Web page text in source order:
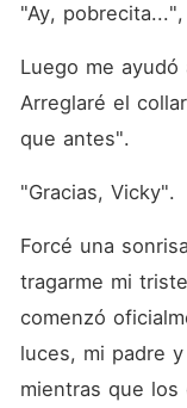
"Ay,
Luego me
Arreglaré el
que antes".
"Gracias, Vicky".
Forcé una
tragarme mi
comenzó
luces, mi padre
mientras que